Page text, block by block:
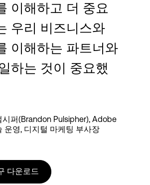
이해하고 더 중요
우리 비즈니스와
이해하는 파트너와
하는 것이 중요했
시퍼(Brandon Pulsipher), Adobe
운영, 디지털 마케팅 부사장
다운로드